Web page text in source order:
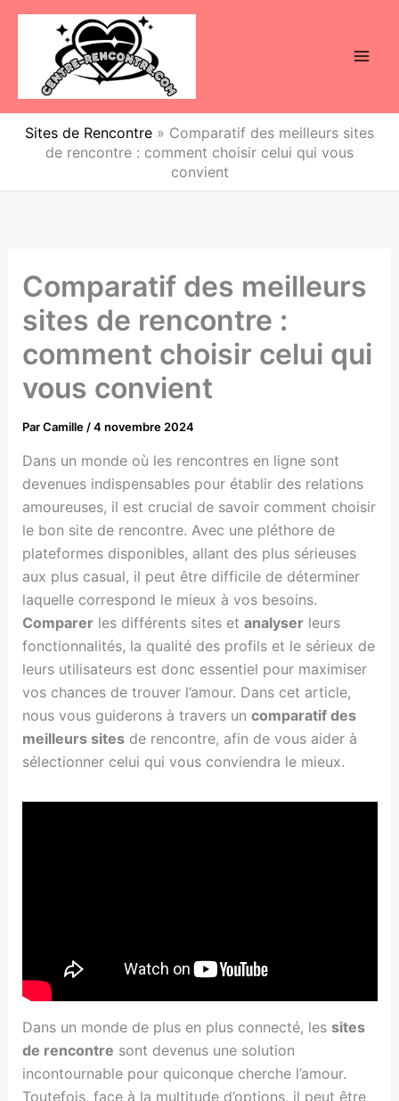
Aller
Sites de Rencontre » Comparatif des meilleurs sites
de rencontre : comment choisir celui qui vous
convient
Comparatif des meilleurs
sites de rencontre :
comment choisir celui qui
vous convient
ParCamille /4 novembre 2024
Dans un monde où les rencontres en ligne sont
devenues indispensables pour établir des relations
amoureuses, il est crucial de savoir comment choisir
le bon site de rencontre. Avec une pléthore de
plateformes disponibles, allant des plus sérieuses
aux plus casual, il peut être difficile de déterminer
laquelle correspond le mieux à vos besoins.
Comparerles différents sites et analyserleurs
fonctionnalités, la qualité des profils et le sérieux de
leurs utilisateurs est donc essentiel pour maximiser
vos chances de trouver l’amour. Dans cet article,
nous vous guiderons à travers un comparatif des
meilleurs sitesde rencontre, afin de vous aider à
sélectionner celui qui vous conviendra le mieux.
Dans un monde de plus en plus connecté, les sites
de rencontre sont devenus une solution
incontournable pour quiconque cherche l’amour.
Toutefois, face à la multitude d’options, il peut être